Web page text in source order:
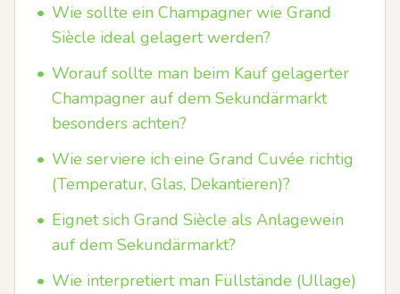
• Wie sollte ein Champagner wie Grand
Siècle ideal gelagert werden?
• Worauf sollte man beim Kauf gelagerter
Champagner auf dem Sekundärmarkt
besonders achten?
• Wie serviere ich eine Grand Cuvée richtig
(Temperatur, Glas, Dekantieren)?
• Eignet sich Grand Siècle als Anlagewein
auf dem Sekundärmarkt?
• Wie interpretiert man Füllstände (Ullage)